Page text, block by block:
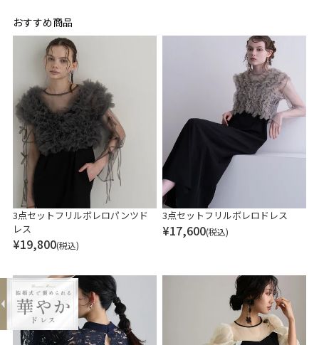
おすすめ商品
3点セットフリルボレロパンツド
レス
¥19,800(税込)
3点セットフリルボレロドレス
¥17,600(税込)
ラウンド総レースTバックショーツ
¥1,980
購入する